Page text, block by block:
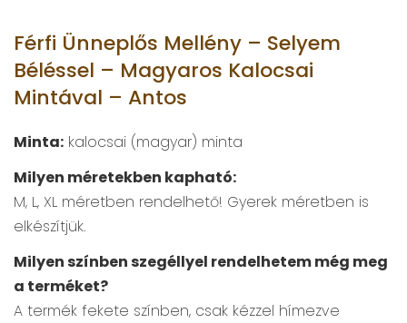
Férfi Ünneplős Mellény – Selyem
Béléssel – Magyaros Kalocsai
Mintával – Antos
Minta: kalocsai (magyar) minta
Milyen méretekben kapható:
M, L, XL méretben rendelhető! Gyerek méretben is
elkészítjük.
Milyen színben szegéllyel rendelhetem még meg
a terméket?
A termék fekete színben, csak kézzel hímezve